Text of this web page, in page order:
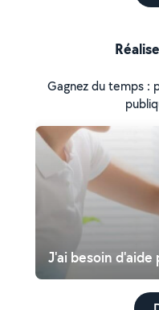
Gagnez du temps :
J'ai besoin d'aide